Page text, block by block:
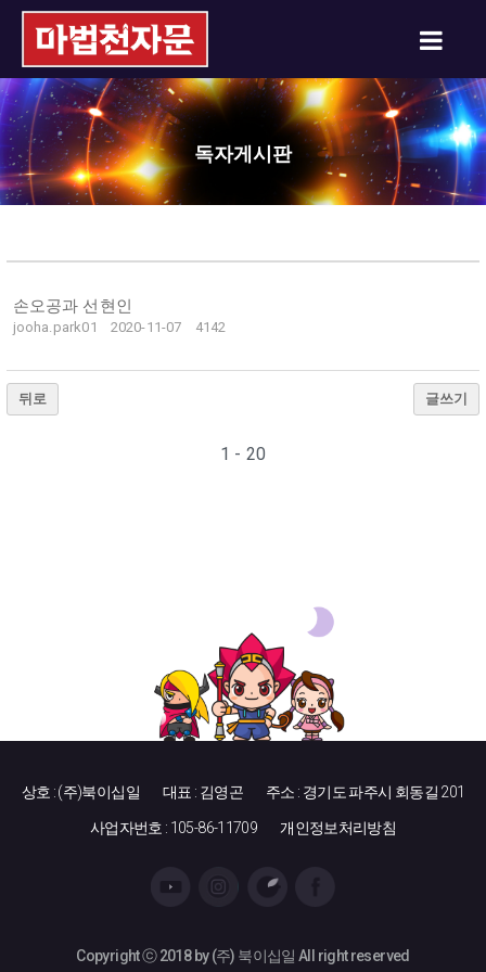
독자게시판
손오공과 선현인
jooha.park01 2020-11-07 4142
뒤로 글쓰기
1 - 20
상호 : (주)북이십일 대표 : 김영곤 주소 : 경기도 파주시 회동길 201
사업자번호 : 105-86-11709 개인정보처리방침
Copyright ⓒ 2018 by (주) 북이십일 All right reserved